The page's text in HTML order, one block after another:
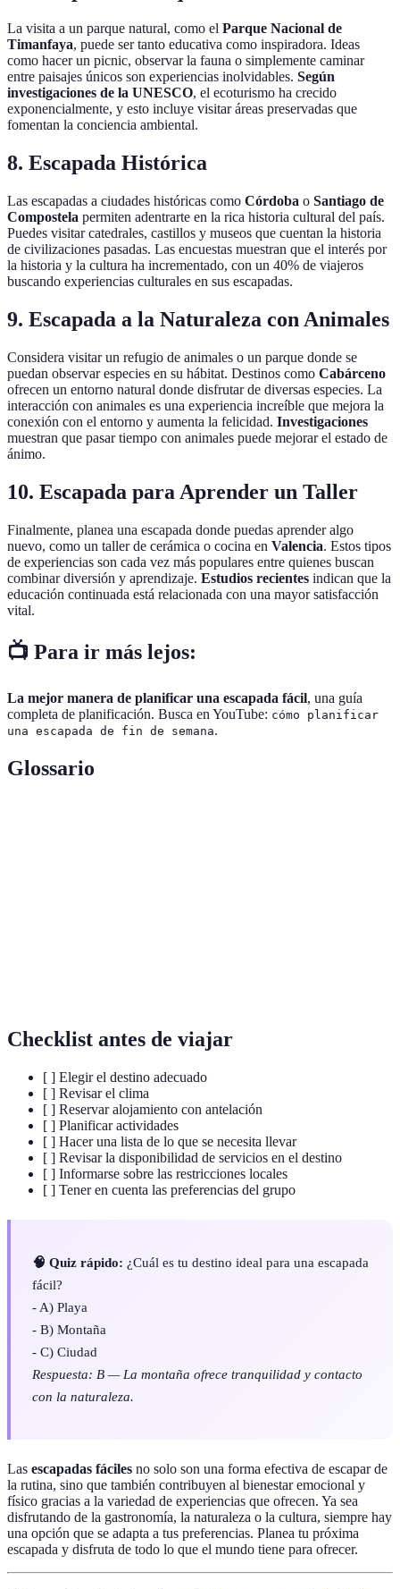
La visita a un parque natural, como el Parque Nacional de
Timanfaya, puede ser tanto educativa como inspiradora. Ideas
como hacer un picnic, observar la fauna o simplemente caminar
entre paisajes únicos son experiencias inolvidables. Según
investigaciones de la UNESCO, el ecoturismo ha crecido
exponencialmente, y esto incluye visitar áreas preservadas que
fomentan la conciencia ambiental.
8. Escapada Histórica
Las escapadas a ciudades históricas como Córdoba o Santiago de
Compostela permiten adentrarte en la rica historia cultural del país.
Puedes visitar catedrales, castillos y museos que cuentan la historia
de civilizaciones pasadas. Las encuestas muestran que el interés por
la historia y la cultura ha incrementado, con un 40% de viajeros
buscando experiencias culturales en sus escapadas.
9. Escapada a la Naturaleza con Animales
Considera visitar un refugio de animales o un parque donde se
puedan observar especies en su hábitat. Destinos como Cabárceno
ofrecen un entorno natural donde disfrutar de diversas especies. La
interacción con animales es una experiencia increíble que mejora la
conexión con el entorno y aumenta la felicidad. Investigaciones
muestran que pasar tiempo con animales puede mejorar el estado de
ánimo.
10. Escapada para Aprender un Taller
Finalmente, planea una escapada donde puedas aprender algo
nuevo, como un taller de cerámica o cocina en Valencia. Estos tipos
de experiencias son cada vez más populares entre quienes buscan
combinar diversión y aprendizaje. Estudios recientes indican que la
educación continuada está relacionada con una mayor satisfacción
vital.
📺 Para ir más lejos:
La mejor manera de planificar una escapada fácil, una guía
completa de planificación. Busca en YouTube: cómo planificar
una escapada de fin de semana.
Glossario
Checklist antes de viajar
[ ] Elegir el destino adecuado
[ ] Revisar el clima
[ ] Reservar alojamiento con antelación
[ ] Planificar actividades
[ ] Hacer una lista de lo que se necesita llevar
[ ] Revisar la disponibilidad de servicios en el destino
[ ] Informarse sobre las restricciones locales
[ ] Tener en cuenta las preferencias del grupo
🧠 Quiz rápido: ¿Cuál es tu destino ideal para una escapada
fácil?
- A) Playa
- B) Montaña
- C) Ciudad
Respuesta: B — La montaña ofrece tranquilidad y contacto
con la naturaleza.
Las escapadas fáciles no solo son una forma efectiva de escapar de
la rutina, sino que también contribuyen al bienestar emocional y
físico gracias a la variedad de experiencias que ofrecen. Ya sea
disfrutando de la gastronomía, la naturaleza o la cultura, siempre hay
una opción que se adapta a tus preferencias. Planea tu próxima
escapada y disfruta de todo lo que el mundo tiene para ofrecer.